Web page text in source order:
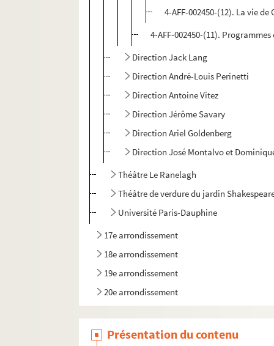
4-AFF-002450-(12). La vie de
4-AFF-002450-(11).
Direction Jack Lang
Direction André-Louis Perinetti
Direction Antoine Vitez
Direction Jérôme Savary
Direction Ariel Goldenberg
Direction José Montalvo et
Théâtre Le Ranelagh
Théâtre de verdure du jardin
Université Paris-Dauphine
17e arrondissement
18e arrondissement
19e arrondissement
20e arrondissement
Présentation du contenu